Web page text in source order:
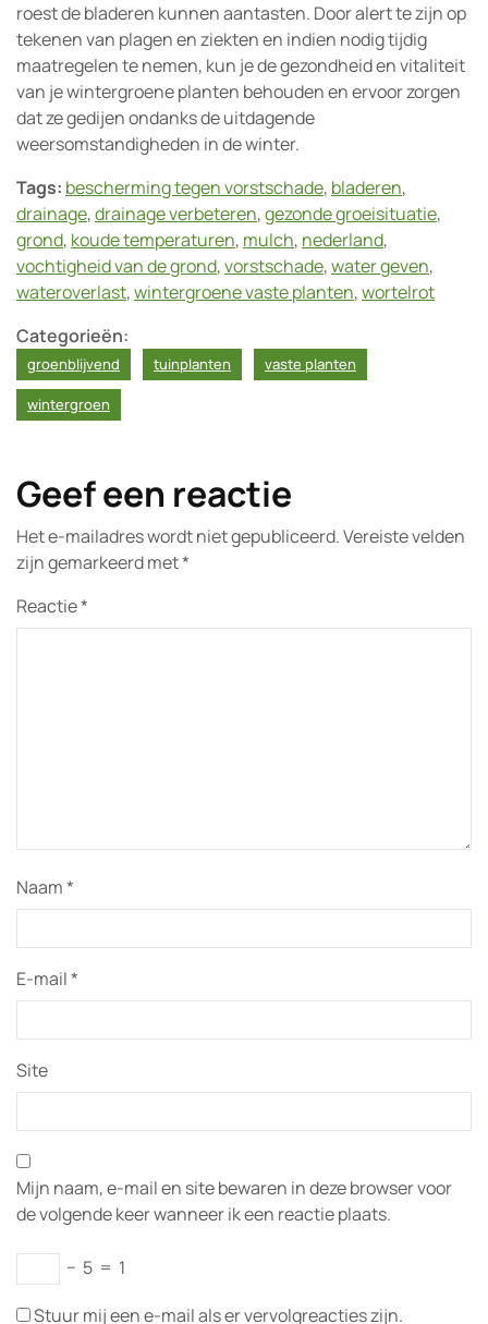
roest de bladeren kunnen aantasten. Door alert te zijn op
tekenen van plagen en ziekten en indien nodig tijdig
maatregelen te nemen, kun je de gezondheid en vitaliteit
van je wintergroene planten behouden en ervoor zorgen
dat ze gedijen ondanks de uitdagende
weersomstandigheden in de winter.
Tags: bescherming tegen vorstschade, bladeren,
drainage,drainage verbeteren,gezonde groeisituatie,
grond, koude temperaturen, mulch, nederland,
vochtigheid van de grond,vorstschade,water geven,
wateroverlast,wintergroene vaste planten,wortelrot
Categorieën:
groenblijvend tuinplanten vaste planten
wintergroen
Geef een reactie
Het e-mailadres wordt niet gepubliceerd.Vereiste velden
zijn gemarkeerd met*
Reactie*
Naam*
E-mail*
Site
Mijn naam, e-mail en site bewaren in deze browser voor
de volgende keer wanneer ik een reactie plaats.
− 5 = 1
Stuur mij een e-mail als er vervolgreacties zijn.